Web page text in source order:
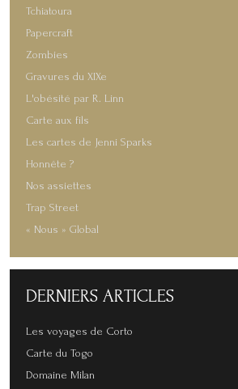
Tchiatoura
Papercraft
Zombies
Gravures du XIXe
L'obésité par R. Linn
Carte aux fils
Les cartes de Jenni Sparks
Honnête ?
Nos assiettes
Trap Street
« Nous » Global
DERNIERS ARTICLES
Les voyages de Corto
Carte du Togo
Domaine Milan